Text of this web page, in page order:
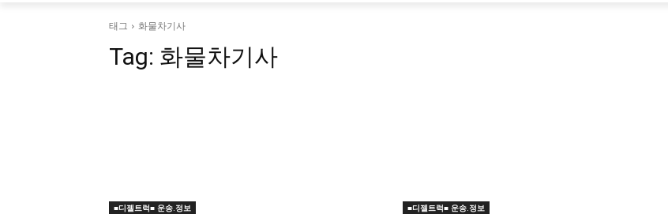
태그 화물차기사
Tag: 화물차기사
■디젤트럭■ 운송.정보 ■디젤트럭■ 운송.정보